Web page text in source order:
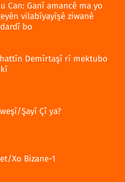
Can: Ganî amancê ma yo
vilabîyayîşê ziwanê
bo
Demîrtaşî rî mektubo
Şayî Çî ya?
Xo Bizane-1